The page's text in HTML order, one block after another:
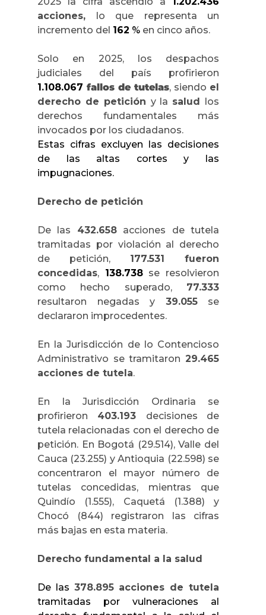
acciones, lo que representa un
incremento del 162 % en cinco años.
Solo en 2025, los despachos
judiciales del país profirieron
1.108.067 fallos de tutelas, siendo el
derecho de petición y la salud los
derechos fundamentales más
invocados por los ciudadanos.
Estas cifras excluyen las decisiones
de las altas cortes y las
impugnaciones.
Derecho de petición
De las 432.658acciones de tutela
tramitadas por violación al derecho
de petición, 177.531 fueron
concedidas, 138.738se resolvieron
como hecho superado, 77.333
resultaron negadas y 39.055se
declararon improcedentes.
En la Jurisdicción de lo Contencioso
Administrativo se tramitaron 29.465
acciones de tutela.
En la Jurisdicción Ordinaria se
profirieron 403.193 decisiones de
tutela relacionadas con el derecho de
petición. En Bogotá (29.514), Valle del
Cauca (23.255) y Antioquia (22.598) se
concentraron el mayor número de
tutelas concedidas, mientras que
Quindío (1.555), Caquetá (1.388) y
Chocó (844) registraron las cifras
más bajas en esta materia.
Derecho fundamental a la salud
De las 378.895 acciones de tutela
tramitadas por vulneraciones al